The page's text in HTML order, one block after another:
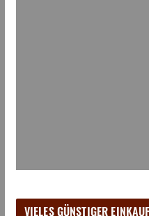
VIELES GÜNSTIGER